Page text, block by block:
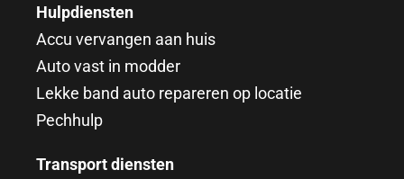
Hulpdiensten
Accu vervangen aan huis
Auto vast in modder
Lekke band auto repareren op locatie
Pechhulp
Transport diensten